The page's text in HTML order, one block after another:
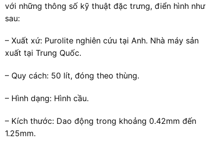
với những thông số kỹ thuật đặc trưng, điển hình như
sau:
– Xuất xứ: Purolite nghiên cứu tại Anh. Nhà máy sản
xuất tại Trung Quốc.
– Quy cách: 50 lít, đóng theo thùng.
– Hình dạng: Hình cầu.
– Kích thước: Dao động trong khoảng 0.42mm đến
1.25mm.